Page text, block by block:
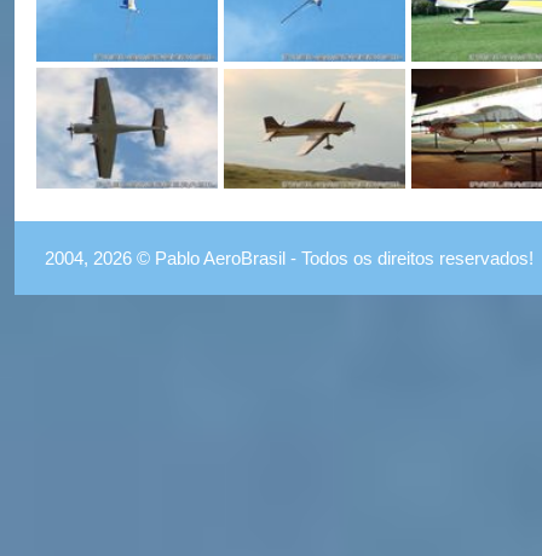
2004, 2026 © Pablo AeroBrasil - Todos os direitos reservados!